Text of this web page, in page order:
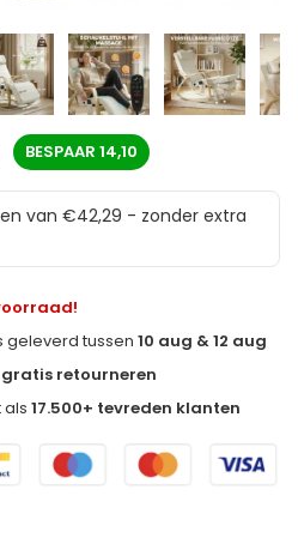
BESPAAR 14,10
van €42,29 - zonder extra
geleverd tussen10 aug & 12 aug
gratis retourneren
als17.500+ tevreden klanten